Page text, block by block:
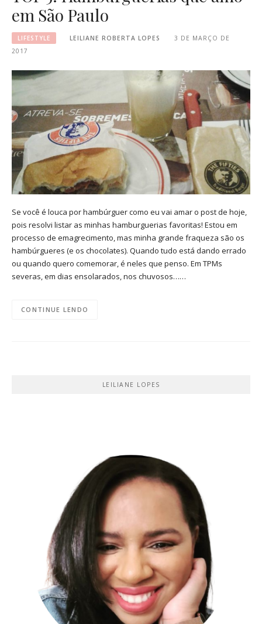
em São Paulo
LIFESTYLE LEILIANE ROBERTA LOPES
3 DE MARÇO DE
2017
Se você é louca por hambúrguer como eu vai amar o post de hoje,
pois resolvi listar as minhas hamburguerias favoritas! Estou em
processo de emagrecimento, mas minha grande fraqueza são os
hambúrgueres (e os chocolates). Quando tudo está dando errado
ou quando quero comemorar, é neles que penso. Em TPMs
severas, em dias ensolarados, nos chuvosos……
CONTINUE LENDO
LEILIANE LOPES